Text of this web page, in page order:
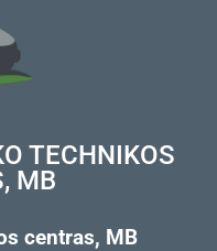
TECHNIKOS
MB
centras, MB